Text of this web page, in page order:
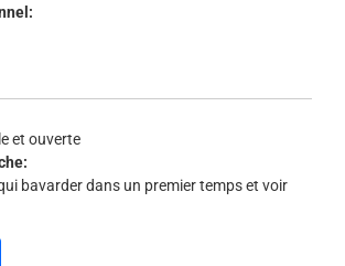
et ouverte
bavarder dans un premier temps et voir